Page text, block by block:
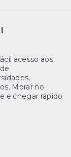
acesso aos
Morar no
e chegar rápido